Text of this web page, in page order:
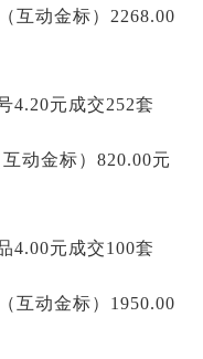
互动金标）2268.00
4.20元成交252套
动金标）820.00元
4.00元成交100套
互动金标）1950.00